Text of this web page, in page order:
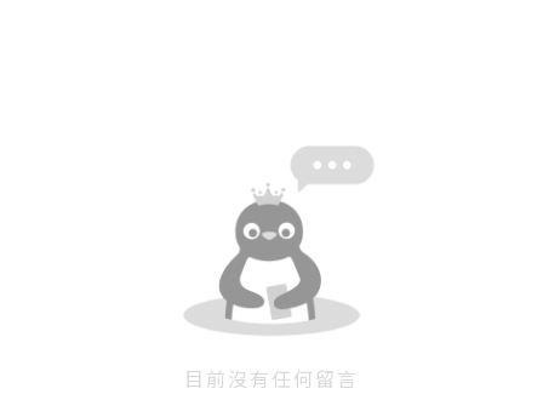
目前沒有任何留言